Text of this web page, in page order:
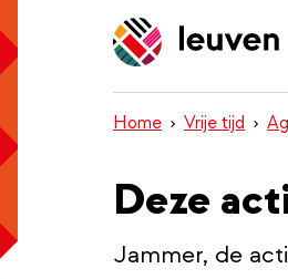
Home Vrije tijd
Deze
Jammer, de